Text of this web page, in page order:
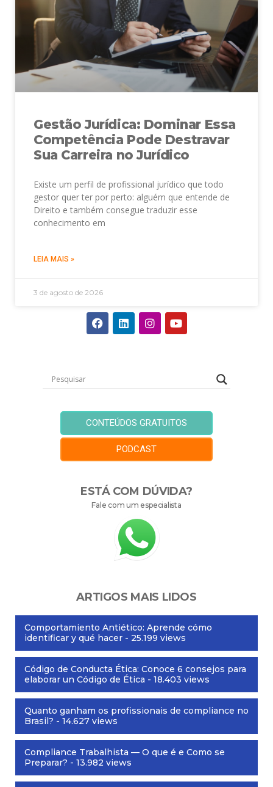
Gestão Jurídica: Dominar Essa
Competência Pode Destravar
Sua Carreira no Jurídico
Existe um perfil de profissional jurídico que todo
gestor quer ter por perto: alguém que entende de
Direito e também consegue traduzir esse
conhecimento em
LEIA MAIS »
3 de agosto de 2026
CONTEÚDOS GRATUITOS
PODCAST
ESTÁ COM DÚVIDA?
Fale com um especialista
ARTIGOS MAIS LIDOS
Comportamiento Antiético: Aprende cómo
identificar y qué hacer - 25.199 views
Código de Conducta Ética: Conoce 6 consejos para
elaborar un Código de Ética - 18.403 views
Quanto ganham os profissionais de compliance no
Brasil? - 14.627 views
Compliance Trabalhista — O que é e Como se
Preparar? - 13.982 views